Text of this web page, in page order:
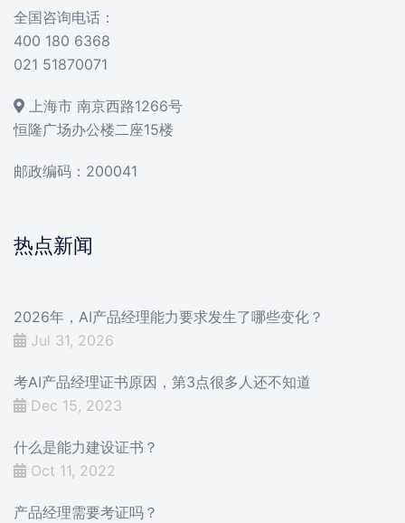
全国咨询电话：
400 180 6368
021 51870071
上海市 南京西路1266号
恒隆广场办公楼二座15楼
邮政编码：200041
热点新闻
2026年，AI产品经理能力要求发生了哪些变化？
Jul 31, 2026
考AI产品经理证书原因，第3点很多人还不知道
Dec 15, 2023
什么是能力建设证书？
Oct 11, 2022
产品经理需要考证吗？